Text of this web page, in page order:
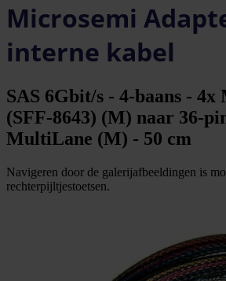
Microsemi
interne kabel
SAS 6Gbit/s - 4-baans -
(SFF-8643) (M) naar 36-
MultiLane (M) - 50 cm
Navigeren door de galerijafbeeldingen is
rechterpijltjestoetsen.